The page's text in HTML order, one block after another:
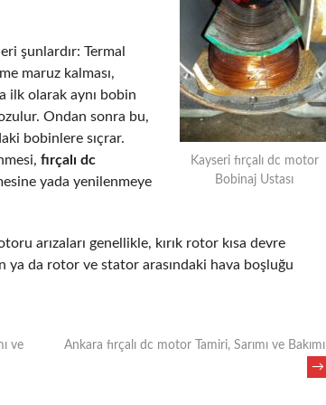
Kayseri fırçalı dc motor
Bobinaj Ustası
şunlardır: Termal
maruz kalması,
ilk olarak aynı bobin
Ondan sonra bu,
bobinlere sıçrar.
fırçalı dc
yada yenilenmeye
arızaları genellikle, kırık rotor kısa devre
ya da rotor ve stator arasındaki hava boşluğu
ve
Ankara fırçalı dc motor Tamiri, Sarımı ve Bakımı
→